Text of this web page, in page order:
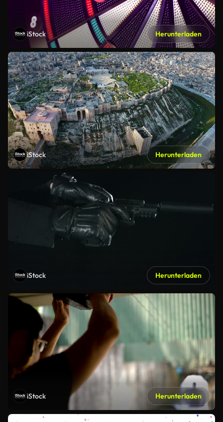
iStock Herunterladen
iStock Herunterladen
iStock Herunterladen
iStock Herunterladen